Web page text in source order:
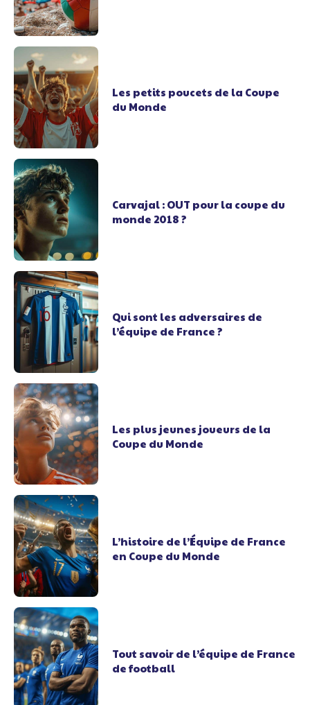
Les petits poucets de la Coupe
du Monde
Carvajal : OUT pour la coupe du
monde 2018 ?
Qui sont les adversaires de
l’équipe de France ?
Les plus jeunes joueurs de la
Coupe du Monde
L’histoire de l’Équipe de France
en Coupe du Monde
Tout savoir de l’équipe de France
de football